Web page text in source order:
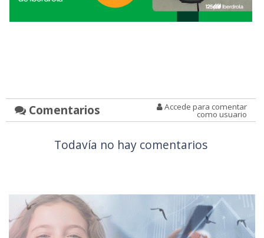
Comentarios Accede para comentar
como usuario
Todavía no hay comentarios